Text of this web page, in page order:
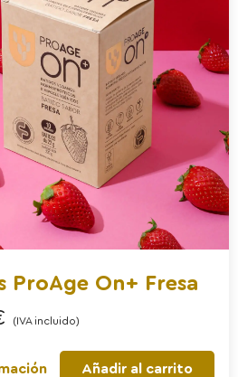
ProAge On+ Fresa
(IVA incluido)
Añadir al carrito